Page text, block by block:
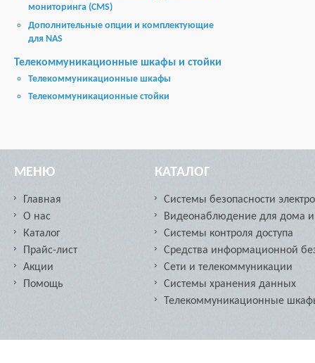
мониторинга (CMS)
Дополнительные опции и комплектующие
для NAS
Телекоммуникационные шкафы и стойки
Телекоммуникационные шкафы
Телекоммуникационные стойки
МЕНЮ
Главная
О нас
Каталог
Прайс-лист
Акции
Помощь
КАТАЛОГ
Системы безопасности
Видеонаблюдение для дома и
Системы контроля доступа
Средства информационной
Сети и телекоммуникации
Cистемы хранения данных
Телекоммуникационные